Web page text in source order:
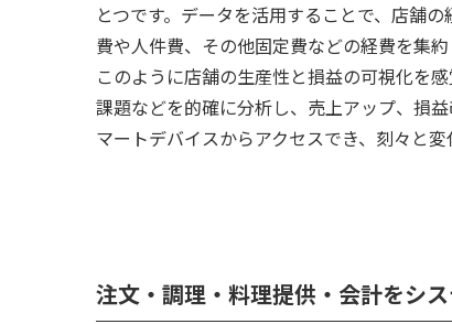
とつです。データを活用することで、店舗
費や人件費、その他固定費などの経費を集
このように店舗の生産性と損益の可視化を
課題などを的確に分析し、売上アップ、損
マートデバイスからアクセスでき、刻々と
注文・調理・料理提供・会計をシ